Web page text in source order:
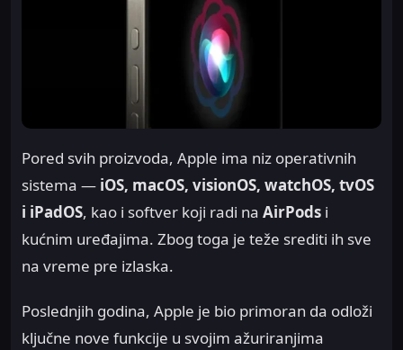
Pored svih proizvoda, Apple ima niz operativnih
sistema — iOS, macOS, visionOS, watchOS, tvOS
i iPadOS, kao i softver koji radi na AirPods i
kućnim uređajima. Zbog toga je teže srediti ih sve
na vreme pre izlaska.
Poslednjih godina, Apple je bio primoran da odloži
ključne nove funkcije u svojim ažuriranjima